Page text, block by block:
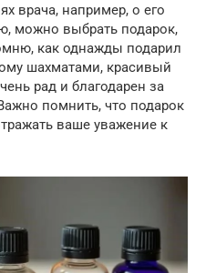
врача, например, о его
можно выбрать подарок,
как однажды подарил
шахматами, красивый
рад и благодарен за
помнить, что подарок
ваше уважение к